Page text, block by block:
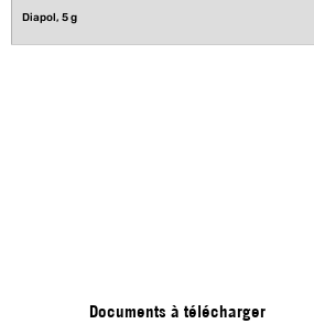
Diapol, 5 g
Documents à télécharger